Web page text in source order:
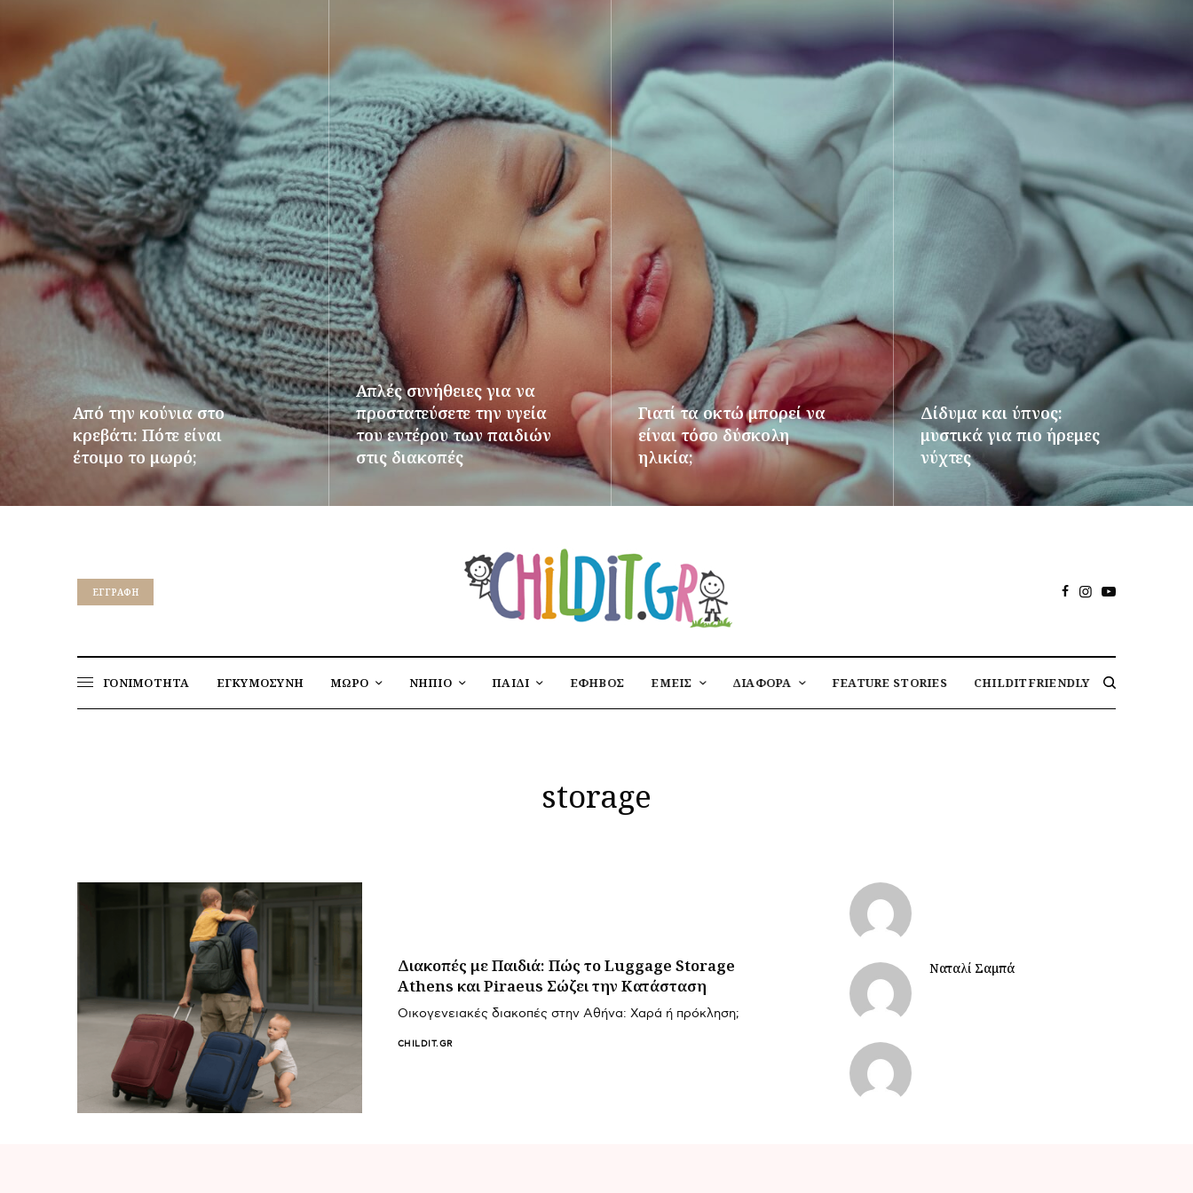
Από την κούνια στο
κρεβάτι: Πότε είναι
έτοιμο το μωρό;
Απλές συνήθειες για να
προστατεύσετε την υγεία
του εντέρου των παιδιών
στις διακοπές
Γιατί τα οκτώ μπορεί να
είναι τόσο δύσκολη
ηλικία;
ΠΕΡΙΣΣΌΤΕΡΑ
Δίδυμα και ύπνος:
μυστικά για πιο ήρεμες
νύχτες
ΠΕΡΙΣΣΌΤΕΡΑ
EΓΓΡΑΦΉ
ΓΟΝΙΜΟΤΗΤΑ ΕΓΚΥΜΟΣΥΝΗ ΜΩΡΟ ΝΗΠΙΟ ΠΑΙΔΙ ΕΦΗΒΟΣ ΕΜΕΙΣ ΔΙΑΦΟΡΑ FEATURE STORIES CHILDITFRIENDLY
storage
Διακοπές με Παιδιά: Πώς το Luggage Storage
Athens και Piraeus Σώζει την Κατάσταση
Οικογενειακές διακοπές στην Αθήνα: Χαρά ή πρόκληση;
CHILDIT.GR
Ναταλί Σαμπά